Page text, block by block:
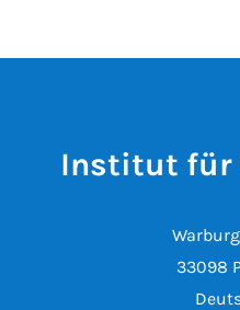
Institut für
33098